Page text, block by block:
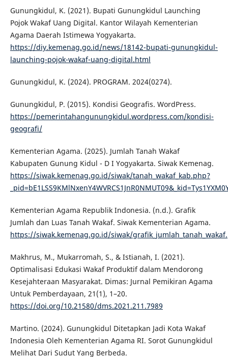
Gunungkidul, K. (2021). Bupati Gunungkidul Launching
Pojok Wakaf Uang Digital. Kantor Wilayah Kementerian
Agama Daerah Istimewa Yogyakarta.
https://diy.kemenag.go.id/news/18142-bupati-gunungkidul-
launching-pojok-wakaf-uang-digital.html
Gunungkidul, K. (2024). PROGRAM. 2024(0274).
Gunungkidul, P. (2015). Kondisi Geografis. WordPress.
https://pemerintahangunungkidul.wordpress.com/kondisi-
geografi/
Kementerian Agama. (2025). Jumlah Tanah Wakaf
Kabupaten Gunung Kidul - D I Yogyakarta. Siwak Kemenag.
https://siwak.kemenag.go.id/siwak/tanah_wakaf_kab.php?
Kementerian Agama Republik Indonesia. (n.d.). Grafik
Jumlah dan Luas Tanah Wakaf. Siwak Kementerian Agama.
https://siwak.kemenag.go.id/siwak/
Makhrus, M., Mukarromah, S., & Istianah, I. (2021).
Optimalisasi Edukasi Wakaf Produktif dalam Mendorong
Kesejahteraan Masyarakat. Dimas: Jurnal Pemikiran Agama
Untuk Pemberdayaan, 21(1), 1–20.
https://doi.org/10.21580/dms.2021.211.7989
Martino. (2024). Gunungkidul Ditetapkan Jadi Kota Wakaf
Indonesia Oleh Kementerian Agama RI. Sorot Gunungkidul
Melihat Dari Sudut Yang Berbeda.